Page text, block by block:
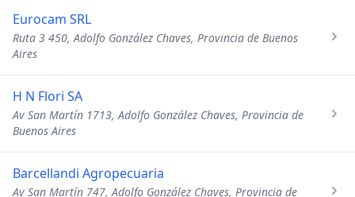
Eurocam SRL
Ruta 3 450, Adolfo González Chaves, Provincia de Buenos
Aires
H N Flori SA
Av San Martín 1713, Adolfo González Chaves, Provincia de
Buenos Aires
Barcellandi Agropecuaria
Av San Martín 747, Adolfo González Chaves, Provincia de